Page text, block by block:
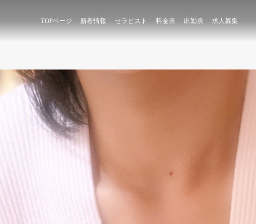
TOPページ 新着情報 セラピスト 料金表 出勤表 求人募集